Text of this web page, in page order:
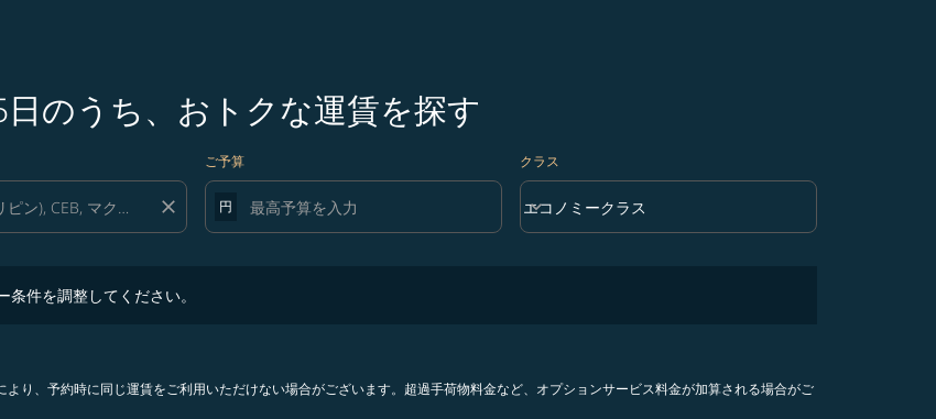
のうち、おトクな運賃を探す
close
ご予算
円
クラス
クラス option エコノミークラス Selected
エコノミークラス
keyboard_arrow_down
件を調整してください。
り、予約時に同じ運賃をご利用いただけない場合がございます。超過手荷物料金など、オプションサービス料金が加算される場合がご